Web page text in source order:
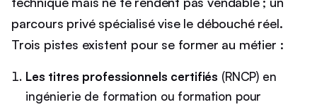
parcours privé spécialisé vise le débouché réel.
Trois pistes existent pour se former au métier :
Les titres professionnels certifiés (RNCP) en
ingénierie de formation ou formation pour